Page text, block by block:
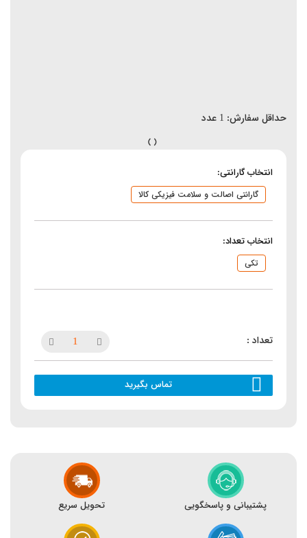
حداقل سفارش: 1 عدد
انتخاب گارانتی:
گارانتی اصالت و سلامت فیزیکی کالا
انتخاب تعداد:
تکی
تماس بگیرید
پشتیبانی و پاسخگویی تحویل سریع